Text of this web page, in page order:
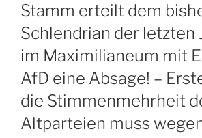
Stamm erteilt dem
Schlendrian der letzten
im Maximilianeum mit
AfD eine Absage! –
die Stimmenmehrheit
Altparteien muss